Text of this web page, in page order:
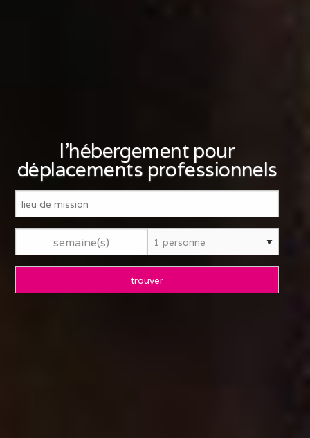
l'hébergement pour
déplacements professionnels
semaine(s)
trouver